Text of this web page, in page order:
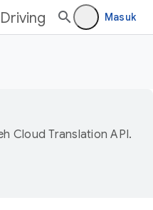
Masuk
Cloud Translation API.